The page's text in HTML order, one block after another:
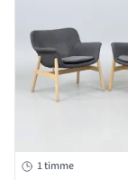
1 timme